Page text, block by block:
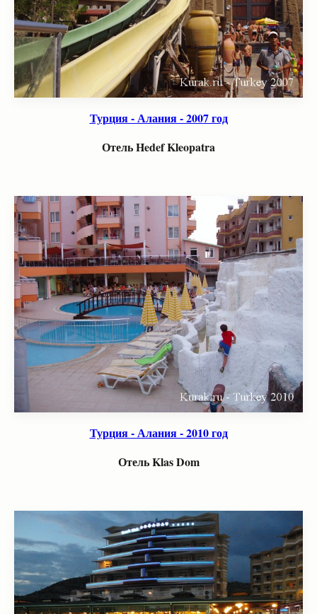
Турция - Алания - 2007 год
Отель Hedef Kleopatra
Турция - Алания - 2010 год
Отель Klas Dom